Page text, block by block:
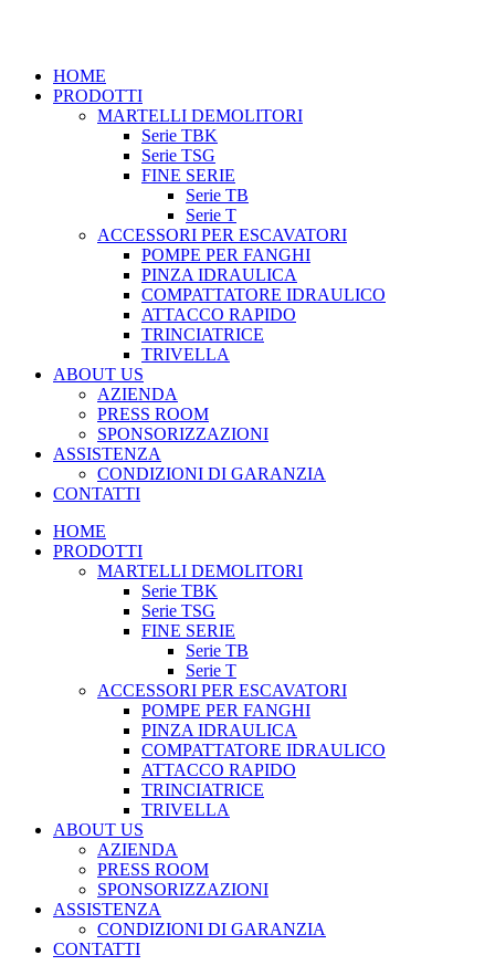
HOME
PRODOTTI
MARTELLI DEMOLITORI
Serie TBK
Serie TSG
FINE SERIE
Serie TB
Serie T
ACCESSORI PER ESCAVATORI
POMPE PER FANGHI
PINZA IDRAULICA
COMPATTATORE IDRAULICO
ATTACCO RAPIDO
TRINCIATRICE
TRIVELLA
ABOUT US
AZIENDA
PRESS ROOM
SPONSORIZZAZIONI
ASSISTENZA
CONDIZIONI DI GARANZIA
CONTATTI
HOME
PRODOTTI
MARTELLI DEMOLITORI
Serie TBK
Serie TSG
FINE SERIE
Serie TB
Serie T
ACCESSORI PER ESCAVATORI
POMPE PER FANGHI
PINZA IDRAULICA
COMPATTATORE IDRAULICO
ATTACCO RAPIDO
TRINCIATRICE
TRIVELLA
ABOUT US
AZIENDA
PRESS ROOM
SPONSORIZZAZIONI
ASSISTENZA
CONDIZIONI DI GARANZIA
CONTATTI